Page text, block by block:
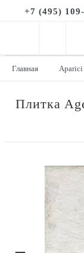
+7 (495)
Главная Aparici
Плитка